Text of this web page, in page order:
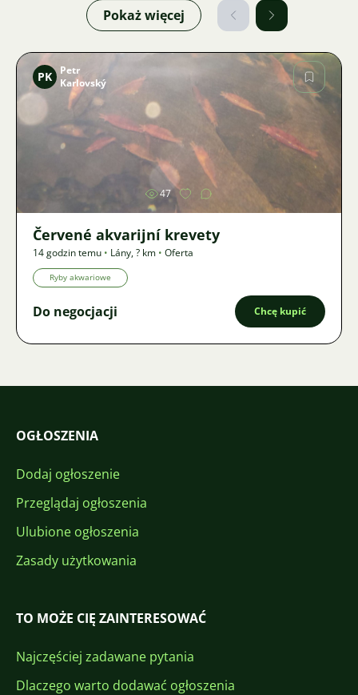
Pokaż więcej
Zdjęcie
PK
Petr
Karlovský
47
Červené akvarijní krevety
14 godzin temu • Lány,? km • Oferta
Ryby akwariowe
Do negocjacji Chcę kupić
OGŁOSZENIA
Dodaj ogłoszenie
Przeglądaj ogłoszenia
Ulubione ogłoszenia
Zasady użytkowania
TO MOŻE CIĘ ZAINTERESOWAĆ
Najczęściej zadawane pytania
Dlaczego warto dodawać ogłoszenia